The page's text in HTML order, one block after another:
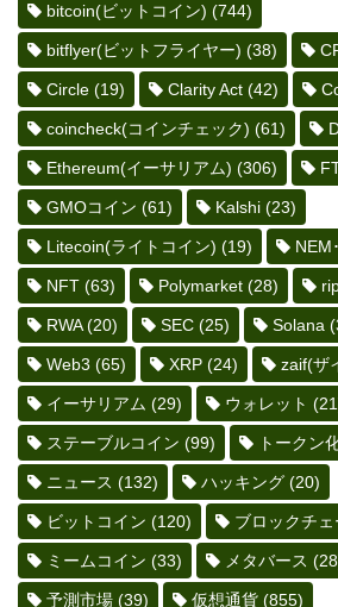
bitcoin(ビットコイン) (744)
bitflyer(ビットフライヤー) (38)
Circle (19) Clarity Act (42)
coincheck(コインチェック) (61)
Ethereum(イーサリアム) (306)
GMOコイン (61) Kalshi (23)
Litecoin(ライトコイン) (19) NEM
NFT (63) Polymarket (28)
RWA(20) SEC (25) Solana
Web3 (65) XRP (24) zaif(ザ
イーサリアム (29) ウォレット
ステーブルコイン (99) トークン
ニュース (132) ハッキング (20)
ビットコイン (120) ブロックチェ
ミームコイン (33) メタバース
予測市場 (39) 仮想通貨 (855)